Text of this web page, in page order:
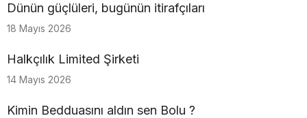
Dünün güçlüleri, bugünün itirafçıları
18 Mayıs 2026
Halkçılık Limited Şirketi
14 Mayıs 2026
Kimin Bedduasını aldın sen Bolu ?